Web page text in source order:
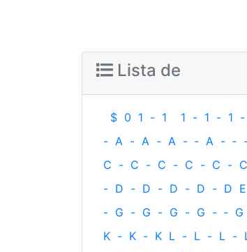
Lista de
$ 0 1 - 1 1 - 1 - 1 -
- A - A - A - ‐ A - ‐
C - C - C - C - C - C
- D - D - D - D - D E
- G - G - G - G - ‐ G
K - K - K L - L - L -